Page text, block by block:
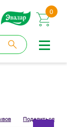
0
Поделиться